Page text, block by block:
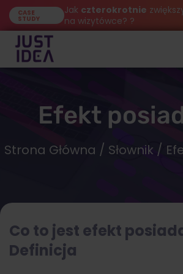
CASE
STUDY
Jak czterokrotnie
na wizytówce? ?
Efekt
Strona Główna / Słownik /
Co to jest efekt
Definicja